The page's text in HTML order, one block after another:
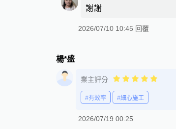
謝謝
2026/07/10 10:45 回覆
楊*盛
業主評分
#有效率 #細心施工
2026/07/19 00:25